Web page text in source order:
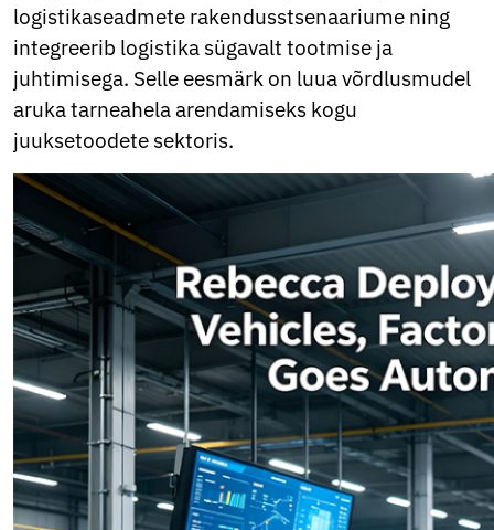
logistikaseadmete rakendusstsenaariume ning
integreerib logistika sügavalt tootmise ja
juhtimisega. Selle eesmärk on luua võrdlusmudel
aruka tarneahela arendamiseks kogu
juuksetoodete sektoris.